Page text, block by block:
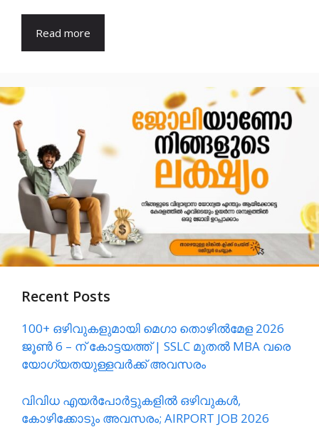
Read more
Recent Posts
100+ ഒഴിവുകളുമായി മെഗാ തൊഴിൽമേള 2026
ജൂൺ 6 – ന് കോട്ടയത്ത്‌ | SSLC മുതൽ MBA വരെ
യോഗ്യതയുള്ളവർക്ക് അവസരം
വിവിധ എയർപോർട്ടുകളിൽ ഒഴിവുകൾ,
കോഴിക്കോടും അവസരം; AIRPORT JOB 2026